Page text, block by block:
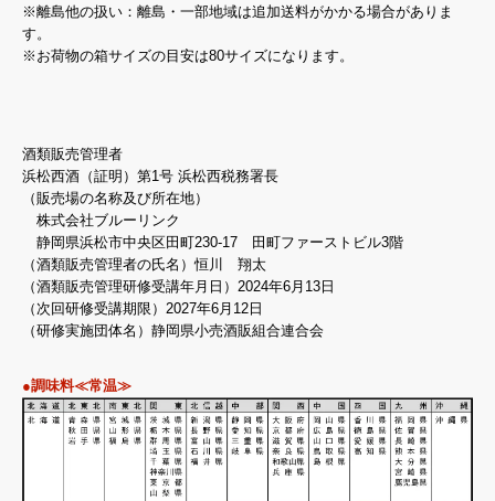
※離島他の扱い：離島・一部地域は追加送料がかかる場合がありま
す。
※お荷物の箱サイズの目安は80サイズになります。
酒類販売管理者
浜松西酒（証明）第1号 浜松西税務署長
（販売場の名称及び所在地）
株式会社ブルーリンク
静岡県浜松市中央区田町230-17 田町ファーストビル3階
（酒類販売管理者の氏名）恒川 翔太
（酒類販売管理研修受講年月日）2024年6月13日
（次回研修受講期限）2027年6月12日
（研修実施団体名）静岡県小売酒販組合連合会
●調味料≪常温≫